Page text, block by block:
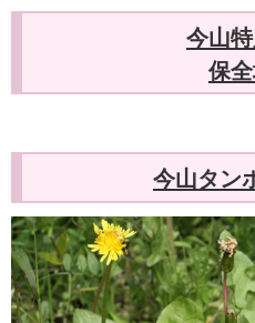
今山
保
今山タン